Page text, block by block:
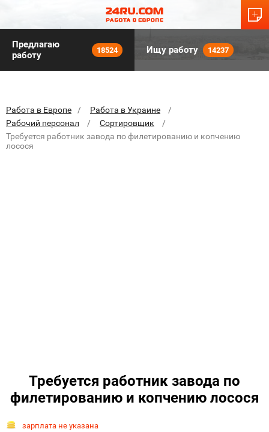
Предлагаю
работу
18524 Ищу работу 14237
Работа в Европе
Работа в Украине
Рабочий персонал
Сортировщик
Требуется работник завода по филетированию и копчению
лосося
Требуется работник завода по
филетированию и копчению лосося
зарплата не указана